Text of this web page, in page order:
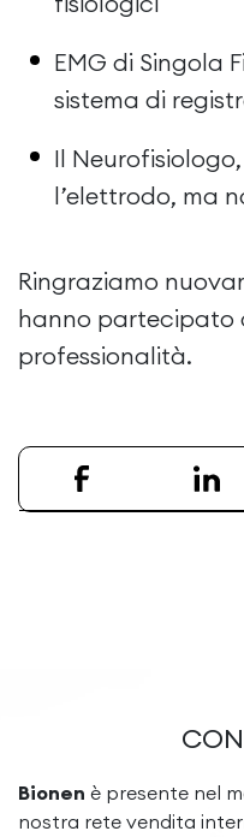
EMG di Singola
sistema di
Il
l’elettrodo, ma
Ringraziamo
hanno partecipato
professionalità.
Bionen è presente nel
nostra rete vendita